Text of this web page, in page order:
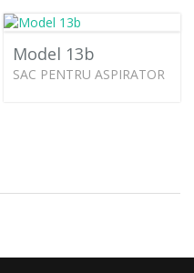
Model 13b
SAC PENTRU ASPIRATOR